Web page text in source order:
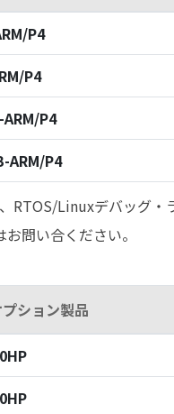
P4
P4
P4
ARM/P4
RTOS/Linuxデバッグ・
問い合ください。
ション製品